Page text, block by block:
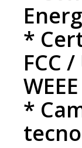
*
FCC
*